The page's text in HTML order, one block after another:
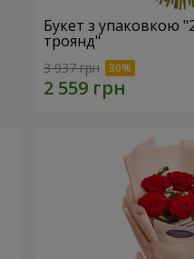
Букет з упаковкою
троянд"
3 937 грн